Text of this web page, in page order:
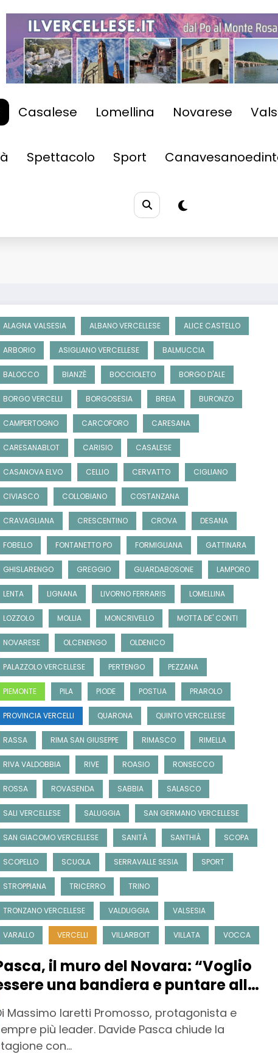
Casalese Lomellina Novarese
Spettacolo Sport
ALAGNA VALSESIA ALBANO VERCELLESE ALICE CASTELLO
ARBORIO ASIGLIANO VERCELLESE BALMUCCIA
BALOCCO BIANZÈ BOCCIOLETO BORGO D'ALE
BORGO VERCELLI BORGOSESIA BREIA BURONZO
CAMPERTOGNO CARCOFORO CARESANA
CARESANABLOT CARISIO CASALESE
CASANOVA ELVO CELLIO CERVATTO CIGLIANO
CIVIASCO COLLOBIANO COSTANZANA
CRAVAGLIANA CRESCENTINO CROVA DESANA
FOBELLO FONTANETTO PO FORMIGLIANA GATTINARA
GHISLARENGO GREGGIO GUARDABOSONE LAMPORO
LENTA LIGNANA LIVORNO FERRARIS LOMELLINA
LOZZOLO MOLLIA MONCRIVELLO MOTTA DE' CONTI
NOVARESE OLCENENGO OLDENICO
PALAZZOLO VERCELLESE PERTENGO PEZZANA
PIEMONTE PILA PIODE POSTUA PRAROLO
PROVINCIA VERCELLI QUARONA QUINTO VERCELLESE
RASSA RIMA SAN GIUSEPPE RIMASCO RIMELLA
RIVA VALDOBBIA RIVE ROASIO RONSECCO
ROSSA ROVASENDA SABBIA SALASCO
SALI VERCELLESE SALUGGIA SAN GERMANO VERCELLESE
SAN GIACOMO VERCELLESE SANITÀ SANTHIÀ SCOPA
SCOPELLO SCUOLA SERRAVALLE SESIA SPORT
STROPPIANA TRICERRO TRINO
TRONZANO VERCELLESE VALDUGGIA VALSESIA
VARALLO VERCELLI VILLARBOIT VILLATA VOCCA
il muro del Novara: “Voglio
una bandiera e puntare alla
Massimo Iaretti Promosso, protagonista e
più leader. Davide Pasca chiude la
con…